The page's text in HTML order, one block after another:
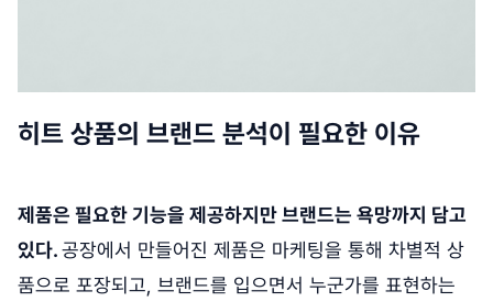
히트 상품의 브랜드 분석이 필요한 이유
제품은 필요한 기능을 제공하지만 브랜드는 욕망까지 담고
있다.공장에서 만들어진 제품은 마케팅을 통해 차별적 상
품으로 포장되고, 브랜드를 입으면서 누군가를 표현하는